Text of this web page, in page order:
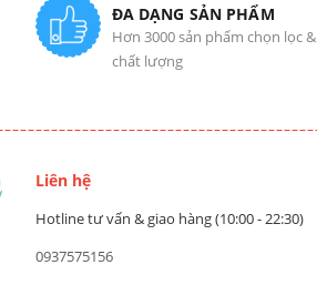
ĐA DẠNG SẢN PHẨM
Hơn 3000 sản phẩm chọn lọc &
chất lượng
Liên hệ
Hotline tư vấn & giao hàng (10:00 - 22:30)
0937575156